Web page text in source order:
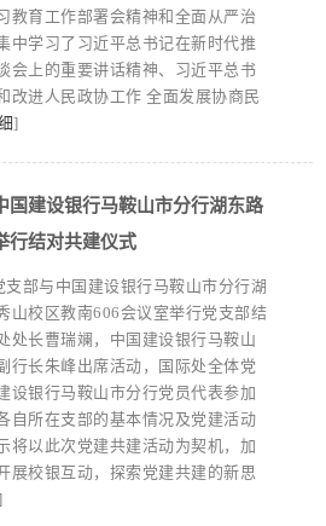
教育工作部署会精神和全面从严治
中学习了习近平总书记在新时代推
会上的重要讲话精神、习近平总书
改进人民政协工作 全面发展协商民
]
国建设银行马鞍山市分行湖东路
行结对共建仪式
部与中国建设银行马鞍山市分行湖
山校区教南606会议室举行党支部结
处长曹瑞斓，中国建设银行马鞍山
行长朱峰出席活动，国际处全体党
设银行马鞍山市分行党员代表参加
自所在支部的基本情况及党建活动
将以此次党建共建活动为契机，加
展校银互动，探索党建共建的新思